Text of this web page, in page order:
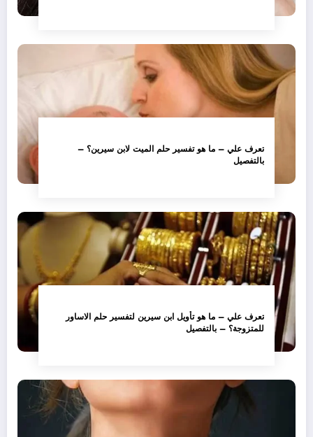
تعرف علي – ما هو تفسير حلم الميت لابن سيرين؟ –
بالتفصيل
تعرف علي – ما هو تأويل ابن سيرين لتفسير حلم الاساور
للمتزوجة؟ – بالتفصيل